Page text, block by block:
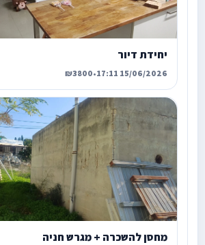
יחידת דיור
15/06/2026 17:11
•
₪3800
מחסן להשכרה + מגרש חניה